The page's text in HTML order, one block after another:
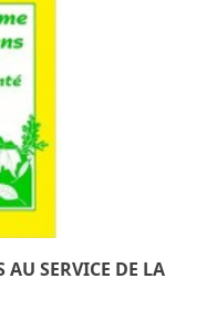
SERVICE DE LA